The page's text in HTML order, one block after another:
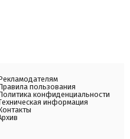
пользования
конфиденциальности
информация